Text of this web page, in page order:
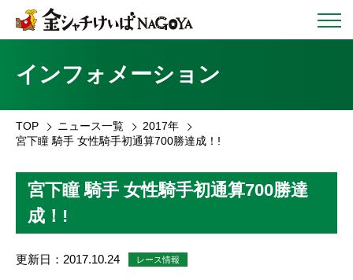
インフォメーション
TOP ニュース一覧
2017年
宮下瞳 騎手 女性騎手初通算700勝達成！!
宮下瞳 騎手 女性騎手初通算700勝達
成！!
更新日：2017.10.24 レース情報